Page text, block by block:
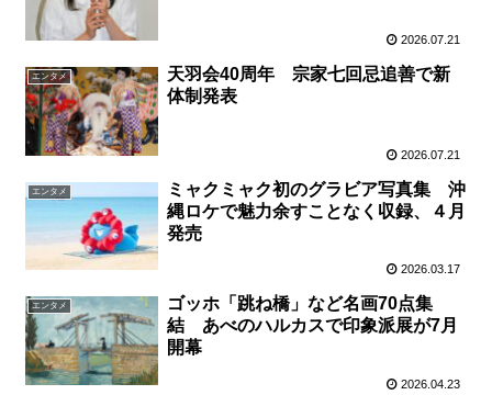
2026.07.21
エンタメ
天羽会40周年 宗家七回忌追善で新
体制発表
2026.07.21
エンタメ
ミャクミャク初のグラビア写真集 沖
縄ロケで魅力余すことなく収録、４月
発売
2026.03.17
エンタメ
ゴッホ「跳ね橋」など名画70点集
結 あべのハルカスで印象派展が7月
開幕
2026.04.23